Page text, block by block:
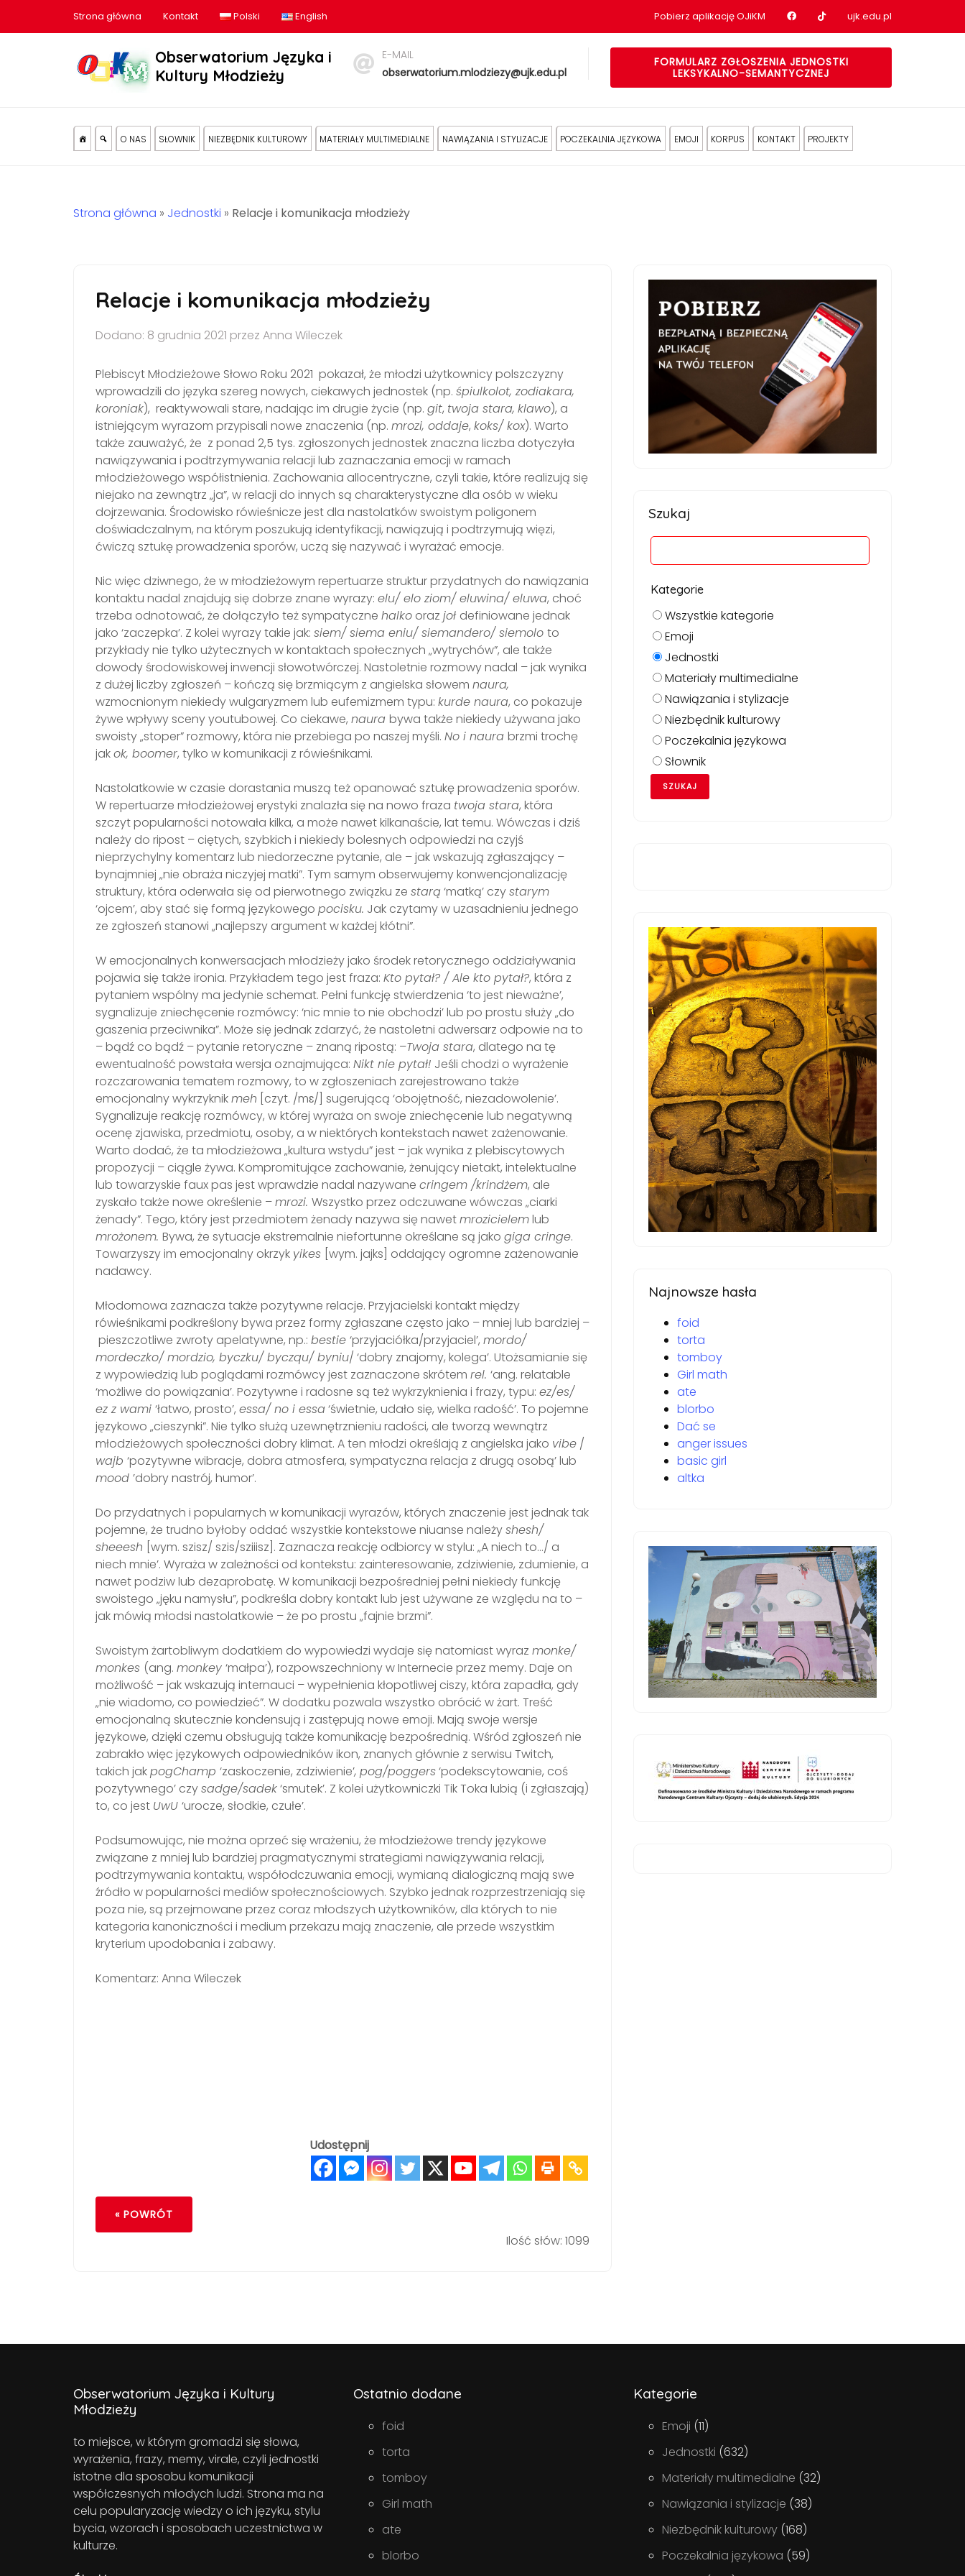
Strona główna Kontakt Polski English Pobierz aplikację OJiKM Nasz profil na Facebook
Nasz profil na tiktok
ujk.edu.pl
Obserwatorium Języka i
Kultury Młodzieży
E-MAIL
obserwatorium.mlodziezy@ujk.edu.pl
FORMULARZ ZGŁOSZENIA JEDNOSTKI
LEKSYKALNO-SEMANTYCZNEJ
O NAS SŁOWNIK NIEZBĘDNIK KULTUROWY MATERIAŁY MULTIMEDIALNE NAWIĄZANIA I STYLIZACJE POCZEKALNIA JĘZYKOWA EMOJI KORPUS KONTAKT PROJEKTY
Strona główna » Jednostki » Relacje i komunikacja młodzieży
Relacje i komunikacja młodzieży
Dodano: 8 grudnia 2021 przez Anna Wileczek
Plebiscyt Młodzieżowe Słowo Roku 2021 pokazał, że młodzi użytkownicy polszczyzny
wprowadzili do języka szereg nowych, ciekawych jednostek (np. śpiulkolot, zodiakara,
koroniak), reaktywowali stare, nadając im drugie życie (np. git, twoja stara, klawo), a
istniejącym wyrazom przypisali nowe znaczenia (np. mrozi, oddaje, koks/ kox). Warto
także zauważyć, że z ponad 2,5 tys. zgłoszonych jednostek znaczna liczba dotyczyła
nawiązywania i podtrzymywania relacji lub zaznaczania emocji w ramach
młodzieżowego współistnienia. Zachowania allocentryczne, czyli takie, które realizują się
niejako na zewnątrz „ja”, w relacji do innych są charakterystyczne dla osób w wieku
dojrzewania. Środowisko rówieśnicze jest dla nastolatków swoistym poligonem
doświadczalnym, na którym poszukują identyfikacji, nawiązują i podtrzymują więzi,
ćwiczą sztukę prowadzenia sporów, uczą się nazywać i wyrażać emocje.
Nic więc dziwnego, że w młodzieżowym repertuarze struktur przydatnych do nawiązania
kontaktu nadal znajdują się dobrze znane wyrazy: elu/ elo ziom/ eluwina/ eluwa, choć
trzeba odnotować, że dołączyło też sympatyczne halko oraz joł definiowane jednak
jako ‘zaczepka’. Z kolei wyrazy takie jak: siem/ siema eniu/ siemandero/ siemolo to
przykłady nie tylko użytecznych w kontaktach społecznych „wytrychów”, ale także
dowody środowiskowej inwencji słowotwórczej. Nastoletnie rozmowy nadal – jak wynika
z dużej liczby zgłoszeń – kończą się brzmiącym z angielska słowem naura,
wzmocnionym niekiedy wulgaryzmem lub eufemizmem typu: kurde naura, co pokazuje
żywe wpływy sceny youtubowej. Co ciekawe, naura bywa także niekiedy używana jako
swoisty „stoper” rozmowy, która nie przebiega po naszej myśli. No i naura brzmi trochę
jakok, boomer, tylko w komunikacji z rówieśnikami.
Nastolatkowie w czasie dorastania muszą też opanować sztukę prowadzenia sporów.
W repertuarze młodzieżowej erystyki znalazła się na nowo fraza twoja stara, która
szczyt popularności notowała kilka, a może nawet kilkanaście, lat temu. Wówczas i dziś
należy do ripost – ciętych, szybkich i niekiedy bolesnych odpowiedzi na czyjś
nieprzychylny komentarz lub niedorzeczne pytanie, ale – jak wskazują zgłaszający –
bynajmniej „nie obraża niczyjej matki”. Tym samym obserwujemy konwencjonalizację
struktury, która oderwała się od pierwotnego związku ze starą ‘matką’ czystarym
‘ojcem’, aby stać się formą językowego pocisku. Jak czytamy w uzasadnieniu jednego
ze zgłoszeń stanowi „najlepszy argument w każdej kłótni”.
W emocjonalnych konwersacjach młodzieży jako środek retorycznego oddziaływania
pojawia się także ironia. Przykładem tego jest fraza: Kto pytał? / Ale kto pytał?, która z
pytaniem wspólny ma jedynie schemat. Pełni funkcję stwierdzenia ‘to jest nieważne’,
sygnalizuje zniechęcenie rozmówcy: ‘nic mnie to nie obchodzi’ lub po prostu służy „do
gaszenia przeciwnika”. Może się jednak zdarzyć, że nastoletni adwersarz odpowie na to
– bądź co bądź – pytanie retoryczne – znaną ripostą: –Twoja stara, dlatego na tę
ewentualność powstała wersja oznajmująca: Nikt nie pytał! Jeśli chodzi o wyrażenie
rozczarowania tematem rozmowy, to w zgłoszeniach zarejestrowano także
emocjonalny wykrzyknikmeh [czyt. /mɛ/] sugerującą ‘obojętność, niezadowolenie’.
Sygnalizuje reakcję rozmówcy, w której wyraża on swoje zniechęcenie lub negatywną
ocenę zjawiska, przedmiotu, osoby, a w niektórych kontekstach nawet zażenowanie.
Warto dodać, że ta młodzieżowa „kultura wstydu” jest – jak wynika z plebiscytowych
propozycji – ciągle żywa. Kompromitujące zachowanie, żenujący nietakt, intelektualne
lub towarzyskie faux pas jest wprawdzie nadal nazywane cringem /krindżem, ale
zyskało także nowe określenie –mrozi. Wszystko przez odczuwane wówczas „ciarki
żenady”. Tego, który jest przedmiotem żenady nazywa się nawetmrozicielemlub
mrożonem. Bywa, że sytuacje ekstremalnie niefortunne określane są jako giga cringe.
Towarzyszy im emocjonalny okrzyk yikes [wym. jajks] oddający ogromne zażenowanie
nadawcy.
Młodomowa zaznacza także pozytywne relacje. Przyjacielski kontakt między
rówieśnikami podkreślony bywa przez formy zgłaszane często jako – mniej lub bardziej –
pieszczotliwe zwroty apelatywne, np.: bestie ‘przyjaciółka/przyjaciel’, mordo/
mordeczko/ mordzio, byczku/ byczqu/ byniu/ ‘dobry znajomy, kolega’. Utożsamianie się
z wypowiedzią lub poglądami rozmówcy jest zaznaczone skrótem rel. ‘ang. relatable
‘możliwe do powiązania’. Pozytywne i radosne są też wykrzyknienia i frazy, typu: ez/es/
ez z wami ‘łatwo, prosto’, essa/ no i essa‘świetnie, udało się, wielka radość’. To pojemne
językowo „cieszynki”. Nie tylko służą uzewnętrznieniu radości, ale tworzą wewnątrz
młodzieżowych społeczności dobry klimat. A ten młodzi określają z angielska jako vibe /
wajb ‘pozytywne wibracje, dobra atmosfera, sympatyczna relacja z drugą osobą’ lub
mood ’dobry nastrój, humor’.
Do przydatnych i popularnych w komunikacji wyrazów, których znaczenie jest jednak tak
pojemne, że trudno byłoby oddać wszystkie kontekstowe niuanse należyshesh/
sheeesh [wym. szisz/ szis/sziiisz]. Zaznacza reakcję odbiorcy w stylu: „A niech to…/ a
niech mnie’. Wyraża w zależności od kontekstu: zainteresowanie, zdziwienie, zdumienie, a
nawet podziw lub dezaprobatę. W komunikacji bezpośredniej pełni niekiedy funkcję
swoistego „jęku namysłu”, podkreśla dobry kontakt lub jest używane ze względu na to –
jak mówią młodsi nastolatkowie – że po prostu „fajnie brzmi”.
Swoistym żartobliwym dodatkiem do wypowiedzi wydaje się natomiast wyraz monke/
monkes (ang. monkey ‘małpa’), rozpowszechniony w Internecie przez memy. Daje on
możliwość – jak wskazują internauci – wypełnienia kłopotliwej ciszy, która zapadła, gdy
„nie wiadomo, co powiedzieć”. W dodatku pozwala wszystko obrócić w żart. Treść
emocjonalną skutecznie kondensują i zastępują nowe emoji. Mają swoje wersje
językowe, dzięki czemu obsługują także komunikację bezpośrednią. Wśród zgłoszeń nie
zabrakło więc językowych odpowiedników ikon, znanych głównie z serwisu Twitch,
takich jakpogChamp ‘zaskoczenie, zdziwienie’, pog/poggers‘podekscytowanie, coś
pozytywnego’ czysadge/sadek‘smutek’. Z kolei użytkowniczki Tik Toka lubią (i zgłaszają)
to, co jest UwU ‘urocze, słodkie, czułe’.
Podsumowując, nie można oprzeć się wrażeniu, że młodzieżowe trendy językowe
związane z mniej lub bardziej pragmatycznymi strategiami nawiązywania relacji,
podtrzymywania kontaktu, współodczuwania emocji, wymianą dialogiczną mają swe
źródło w popularności mediów społecznościowych. Szybko jednak rozprzestrzeniają się
poza nie, są przejmowane przez coraz młodszych użytkowników, dla których to nie
kategoria kanoniczności i medium przekazu mają znaczenie, ale przede wszystkim
kryterium upodobania i zabawy.
Komentarz: Anna Wileczek
Udostępnij
« POWRÓT
Ilość słów: 1099
Szukaj
Kategorie
Wszystkie kategorie
Emoji
Jednostki
Materiały multimedialne
Nawiązania i stylizacje
Niezbędnik kulturowy
Poczekalnia językowa
Słownik
Najnowsze hasła
foid
torta
tomboy
Girl math
ate
blorbo
Dać se
anger issues
basic girl
altka
Obserwatorium Języka i Kultury
Młodzieży
to miejsce, w którym gromadzi się słowa,
wyrażenia, frazy, memy, virale, czyli jednostki
istotne dla sposobu komunikacji
współczesnych młodych ludzi. Strona ma na
celu popularyzację wiedzy o ich języku, stylu
bycia, wzorach i sposobach uczestnictwa w
kulturze.
Ostatnio dodane
foid
torta
tomboy
Girl math
ate
blorbo
Kategorie
Emoji (11)
Jednostki (632)
Materiały multimedialne (32)
Nawiązania i stylizacje (38)
Niezbędnik kulturowy (168)
Poczekalnia językowa (59)